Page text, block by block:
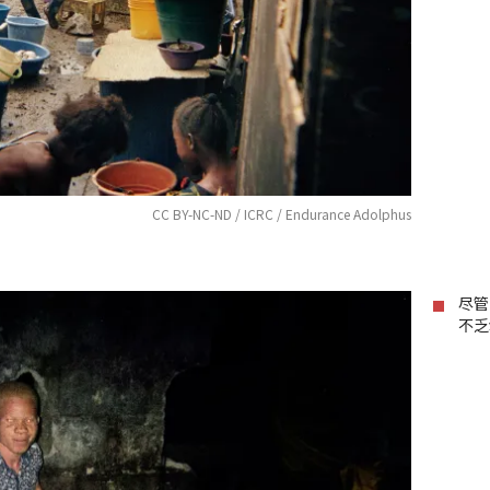
CC BY-NC-ND / ICRC / Endurance Adolphus
尽
不